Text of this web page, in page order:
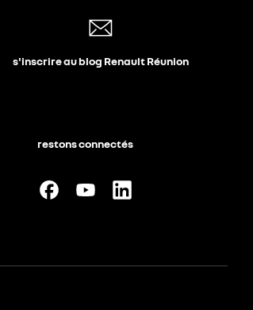
s'inscrire au blog Renault Réunion
restons connectés